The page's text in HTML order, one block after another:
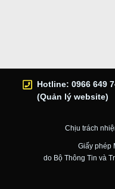
Hotline: 0966 649
(Quản lý website)
Chịu trách
Giấy phép
do Bộ Thông Tin và